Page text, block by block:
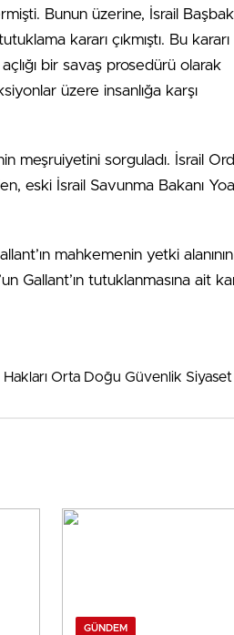
Bunun üzerine, İsrail
kararı çıkmıştı. Bu kararı
bir savaş prosedürü olarak
üzere insanlığa karşı
meşruiyetini sorguladı. İsrail
eski İsrail Savunma Bakanı
mahkemenin yetki alanının
Gallant’ın tutuklanmasına ait
Hakları Orta Doğu Güvenlik
GÜNDEM